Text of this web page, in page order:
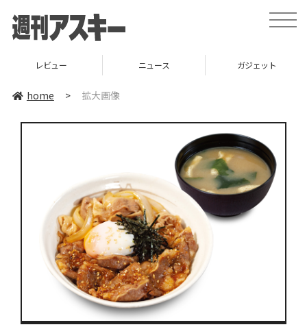
toggle
レビュー ニュース ガジェット
home > 拡大画像